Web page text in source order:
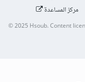
مركز المساعدة
© 2025Hsoub.Content